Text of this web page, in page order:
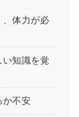
、体力が必
知識を覚
か不安